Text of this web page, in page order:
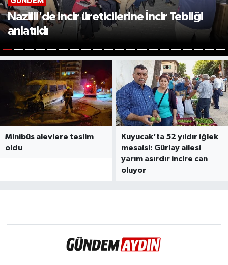
Nazilli'de incir üreticilerine İncir Tebliği
anlatıldı
1 2 3 4 5 6 7 8 9 10 121314151617 181920
Minibüs alevlere teslim
oldu
Kuyucak'ta 52 yıldır iğlek
mesaisi: Gürlay ailesi
yarım asırdır incire can
oluyor